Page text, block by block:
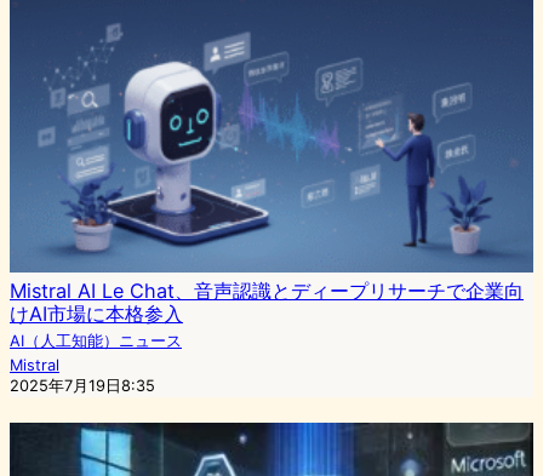
Mistral AI Le Chat、音声認識とディープリサーチで企業向
けAI市場に本格参入
AI（人工知能）ニュース
Mistral
2025年7月19日8:35